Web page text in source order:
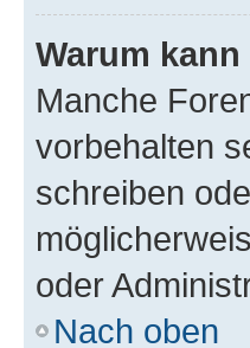
Warum
Manche
vorbehalten
schreiben
oder
Nach oben